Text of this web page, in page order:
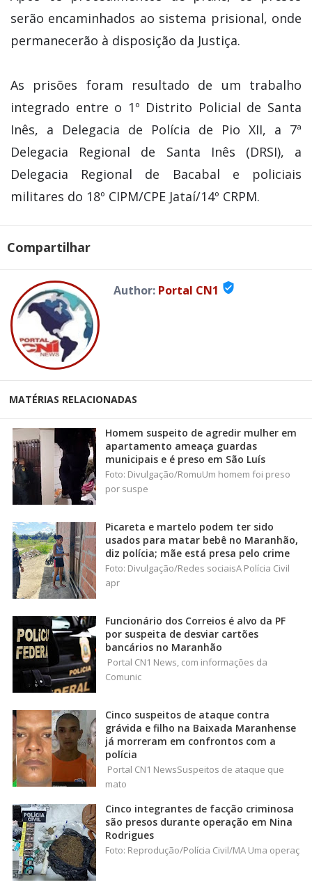
serão encaminhados ao sistema prisional, onde
permanecerão à disposição da Justiça.
As prisões foram resultado de um trabalho
integrado entre o 1º Distrito Policial de Santa
Inês, a Delegacia de Polícia de Pio XII, a 7ª
Delegacia Regional de Santa Inês (DRSI), a
Delegacia Regional de Bacabal e policiais
militares do 18º CIPM/CPE Jataí/14º CRPM.
Compartilhar
Author: Portal CN1 verified_user
MATÉRIAS RELACIONADAS
Homem suspeito de agredir mulher em
apartamento ameaça guardas
municipais e é preso em São Luís
Foto: Divulgação/RomuUm homem foi preso
por suspe
Picareta e martelo podem ter sido
usados para matar bebê no Maranhão,
diz polícia; mãe está presa pelo crime
Foto: Divulgação/Redes sociaisA Polícia Civil
apr
Funcionário dos Correios é alvo da PF
por suspeita de desviar cartões
bancários no Maranhão
Portal CN1 News, com informações da
Comunic
Cinco suspeitos de ataque contra
grávida e filho na Baixada Maranhense
já morreram em confrontos com a
polícia
Portal CN1 NewsSuspeitos de ataque que
mato
Cinco integrantes de facção criminosa
são presos durante operação em Nina
Rodrigues
Foto: Reprodução/Polícia Civil/MA Uma operaç